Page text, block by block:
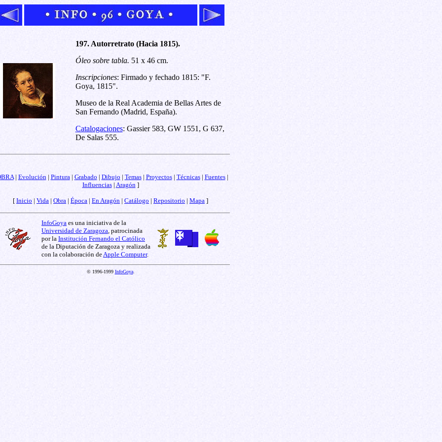
197. Autorretrato (Hacia 1815).
Óleo sobre tabla. 51 x 46 cm.
Inscripciones: Firmado y fechado 1815: "F.
Goya, 1815".
Museo de la Real Academia de Bellas Artes de
San Fernando (Madrid, España).
Catalogaciones: Gassier 583, GW 1551, G 637,
De Salas 555.
| Evolución| Pintura| Grabado | Dibujo | Temas| Proyectos| Técnicas| Fuentes|
Influencias| Aragón]
[ Inicio | Vida | Obra | Época | En Aragón | Catálogo | Repositorio | Mapa ]
InfoGoya es una iniciativa de la
Universidad de Zaragoza, patrocinada
por la Institución Fernando el Católico
de la Diputación de Zaragoza y realizada
con la colaboración deApple Computer.
© 1996-1999 InfoGoya.